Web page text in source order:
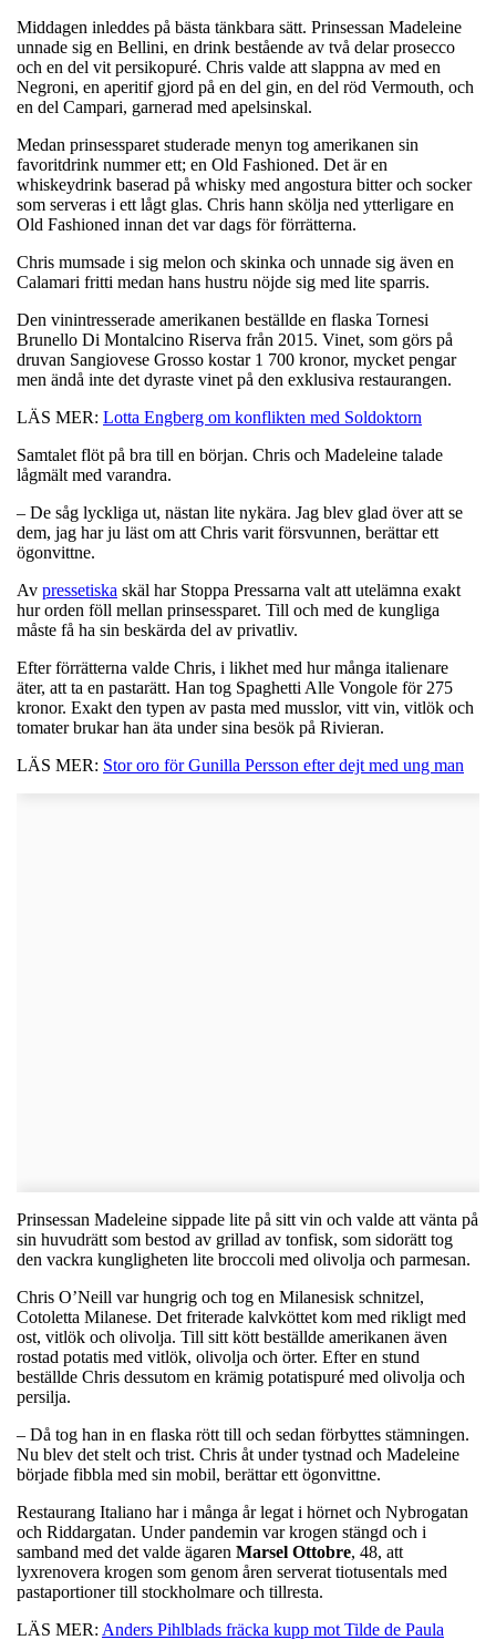
Middagen inleddes på bästa tänkbara sätt. Prinsessan Madeleine
unnade sig en Bellini, en drink bestående av två delar prosecco
och en del vit persikopuré. Chris valde att slappna av med en
Negroni, en aperitif gjord på en del gin, en del röd Vermouth, och
en del Campari, garnerad med apelsinskal.
Medan prinsessparet studerade menyn tog amerikanen sin
favoritdrink nummer ett; en Old Fashioned. Det är en
whiskeydrink baserad på whisky med angostura bitter och socker
som serveras i ett lågt glas. Chris hann skölja ned ytterligare en
Old Fashioned innan det var dags för förrätterna.
Chris mumsade i sig melon och skinka och unnade sig även en
Calamari fritti medan hans hustru nöjde sig med lite sparris.
Den vinintresserade amerikanen beställde en flaska Tornesi
Brunello Di Montalcino Riserva från 2015. Vinet, som görs på
druvan Sangiovese Grosso kostar 1 700 kronor, mycket pengar
men ändå inte det dyraste vinet på den exklusiva restaurangen.
LÄS MER: Lotta Engberg om konflikten med Soldoktorn
Samtalet flöt på bra till en början. Chris och Madeleine talade
lågmält med varandra.
– De såg lyckliga ut, nästan lite nykära. Jag blev glad över att se
dem, jag har ju läst om att Chris varit försvunnen, berättar ett
ögonvittne.
Av pressetiska skäl har Stoppa Pressarna valt att utelämna exakt
hur orden föll mellan prinsessparet. Till och med de kungliga
måste få ha sin beskärda del av privatliv.
Efter förrätterna valde Chris, i likhet med hur många italienare
äter, att ta en pastarätt. Han tog Spaghetti Alle Vongole för 275
kronor. Exakt den typen av pasta med musslor, vitt vin, vitlök och
tomater brukar han äta under sina besök på Rivieran.
LÄS MER: Stor oro för Gunilla Persson efter dejt med ung man
Prinsessan Madeleine sippade lite på sitt vin och valde att vänta på
sin huvudrätt som bestod av grillad av tonfisk, som sidorätt tog
den vackra kungligheten lite broccoli med olivolja och parmesan.
Chris O’Neill var hungrig och tog en Milanesisk schnitzel,
Cotoletta Milanese. Det friterade kalvköttet kom med rikligt med
ost, vitlök och olivolja. Till sitt kött beställde amerikanen även
rostad potatis med vitlök, olivolja och örter. Efter en stund
beställde Chris dessutom en krämig potatispuré med olivolja och
persilja.
– Då tog han in en flaska rött till och sedan förbyttes stämningen.
Nu blev det stelt och trist. Chris åt under tystnad och Madeleine
började fibbla med sin mobil, berättar ett ögonvittne.
Restaurang Italiano har i många år legat i hörnet och Nybrogatan
och Riddargatan. Under pandemin var krogen stängd och i
samband med det valde ägaren Marsel Ottobre, 48, att
lyxrenovera krogen som genom åren serverat tiotusentals med
pastaportioner till stockholmare och tillresta.
LÄS MER: Anders Pihlblads fräcka kupp mot Tilde de Paula